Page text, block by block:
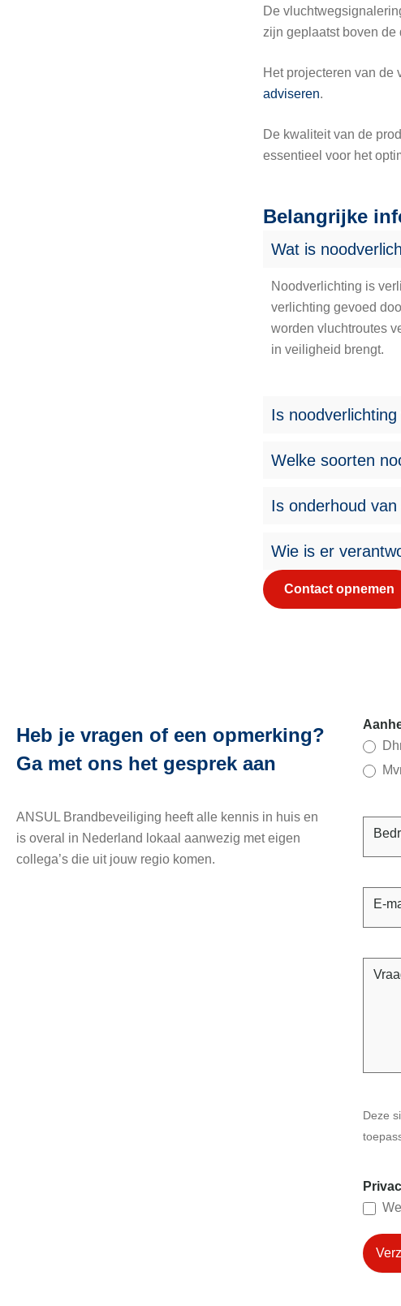
De
zijn geplaatst boven de
Het projecteren van de
adviseren.
De kwaliteit van de
essentieel voor het
Belangrijke
Wat is
Noodverlichting is
verlichting gevoed
worden vluchtroutes
in veiligheid brengt.
Is
Welke soorten
Is onderhoud
Wie is er
Contact opnemen
Heb je vragen of een opmerking?
Ga met ons het gesprek aan
ANSUL Brandbeveiliging heeft alle kennis in huis en
is overal in Nederland lokaal aanwezig met eigen
collega’s die uit jouw regio komen.
E-
Deze